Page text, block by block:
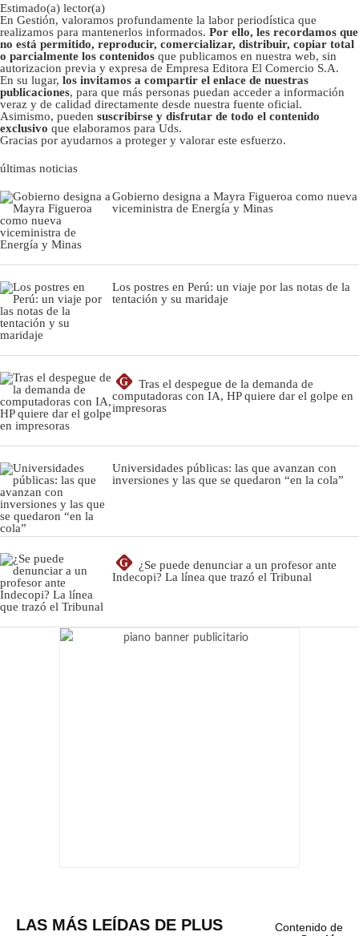
Estimado(a) lector(a)
En Gestión, valoramos profundamente la labor periodística que
realizamos para mantenerlos informados. Por ello, les recordamos que
no está permitido, reproducir, comercializar, distribuir, copiar total
o parcialmente los contenidos que publicamos en nuestra web, sin
autorizacion previa y expresa de Empresa Editora El Comercio S.A.
En su lugar, los invitamos a compartir el enlace de nuestras
publicaciones, para que más personas puedan acceder a información
veraz y de calidad directamente desde nuestra fuente oficial.
Asimismo, pueden suscribirse y disfrutar de todo el contenido
exclusivo que elaboramos para Uds.
Gracias por ayudarnos a proteger y valorar este esfuerzo.
últimas noticias
Gobierno designa a Mayra Figueroa como nueva
viceministra de Energía y Minas
Los postres en Perú: un viaje por las notas de la
tentación y su maridaje
G
Tras el despegue de la demanda de
computadoras con IA, HP quiere dar el golpe en
impresoras
Universidades públicas: las que avanzan con
inversiones y las que se quedaron “en la cola”
G
¿Se puede denunciar a un profesor ante
Indecopi? La línea que trazó el Tribunal
LAS MÁS LEÍDAS DE PLUS
Contenido de